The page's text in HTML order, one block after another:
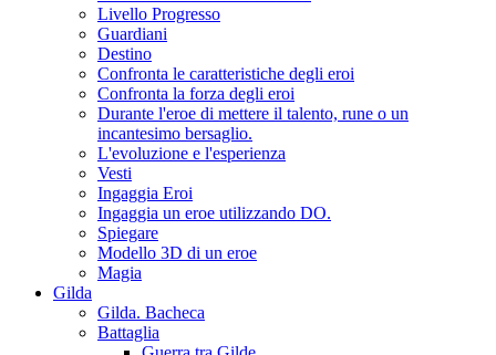
Livello Progresso
Guardiani
Destino
Confronta le caratteristiche degli eroi
Confronta la forza degli eroi
Durante l'eroe di mettere il talento, rune o un
incantesimo bersaglio.
L'evoluzione e l'esperienza
Vesti
Ingaggia Eroi
Ingaggia un eroe utilizzando DO.
Spiegare
Modello 3D di un eroe
Magia
Gilda
Gilda. Bacheca
Battaglia